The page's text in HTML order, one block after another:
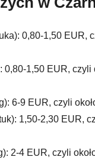
0,80-1,50 EUR,
0,80-1,50 EUR, czyli
6-9 EUR, czyli
1,50-2,30 EUR,
2-4 EUR, czyli